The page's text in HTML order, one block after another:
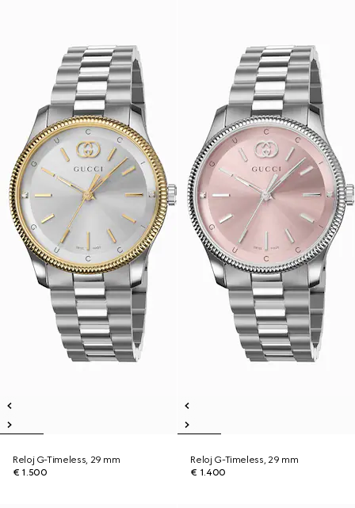
Reloj G-Timeless, 29 mm
€ 1.500
Reloj G-Timeless, 29 mm
€ 1.400